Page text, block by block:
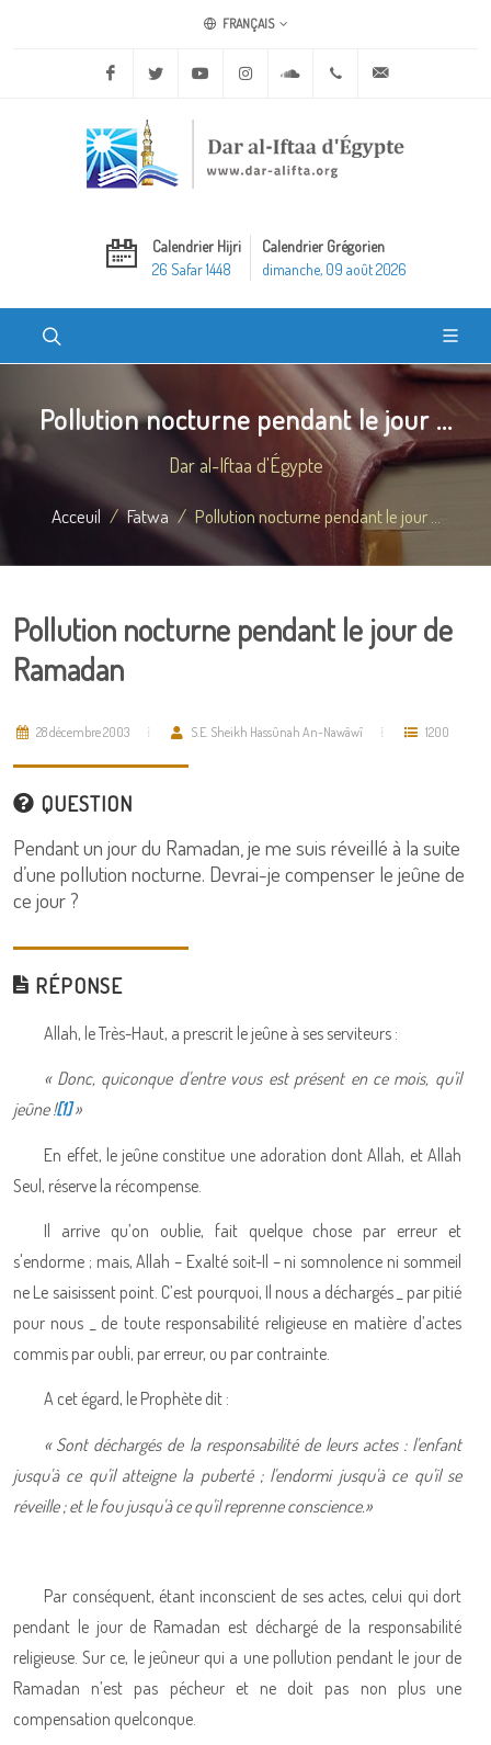
FRANÇAIS
Facebook Twitter Youtube Instagram Soundcloud+20 2 25970400
Calendrier Hijri
26 Safar 1448
Calendrier Grégorien
dimanche, 09 août 2026
Pollution nocturne pendant le jour ...
Dar al-Iftaa d'Égypte
Acceuil Fatwa Pollution nocturne pendant le jour ...
Pollution nocturne pendant le jour de
Ramadan
28 décembre 2003 S.E. Sheikh Hassûnah An-Nawâwî 1200
QUESTION
Pendant un jour du Ramadan, je me suis réveillé à la suite
d’une pollution nocturne. Devrai-je compenser le jeûne de
ce jour ?
RÉPONSE
Allah, le Très-Haut, a prescrit le jeûne à ses serviteurs :
« Donc, quiconque d'entre vous est présent en ce mois, qu'il
jeûne ![1] »
En effet, le jeûne constitue une adoration dont Allah, et Allah
Seul, réserve la récompense.
Il arrive qu’on oublie, fait quelque chose par erreur et
s'endorme ; mais, Allah – Exalté soit-Il – ni somnolence ni sommeil
ne Le saisissent point. C’est pourquoi, Il nous a déchargés _ par pitié
pour nous _ de toute responsabilité religieuse en matière d’actes
commis par oubli, par erreur, ou par contrainte.
A cet égard, le Prophète dit :
« Sont déchargés de la responsabilité de leurs actes : l'enfant
jusqu'à ce qu'il atteigne la puberté ; l'endormi jusqu'à ce qu'il se
réveille ; et le fou jusqu'à ce qu'il reprenne conscience.»
Par conséquent, étant inconscient de ses actes, celui qui dort
pendant le jour de Ramadan est déchargé de la responsabilité
religieuse. Sur ce, le jeûneur qui a une pollution pendant le jour de
Ramadan n’est pas pécheur et ne doit pas non plus une
compensation quelconque.